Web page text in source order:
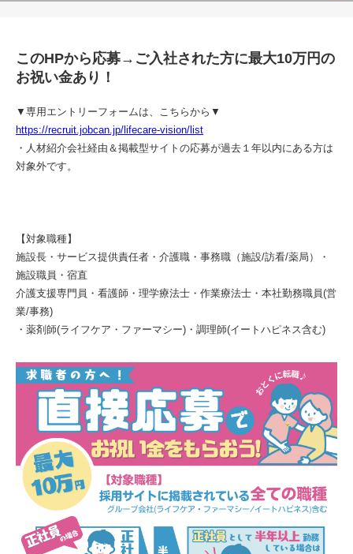
このHPから応募→ご入社された方に最大10万円の
お祝い金あり！
▼専用エントリーフォームは、こちらから▼
https://recruit.jobcan.jp/lifecare-vision/list
・人材紹介会社経由＆掲載型サイトの応募が過去１年以内にある方は
対象外です。
【対象職種】
施設長・サービス提供責任者・介護職・事務職（施設/訪看/薬局）・
施設職員・宿直
介護支援専門員・看護師・理学療法士・作業療法士・本社勤務職員(営
業/事務)
・薬剤師(ライフケア・ファーマシー)・調理師(イートハピネス含む)